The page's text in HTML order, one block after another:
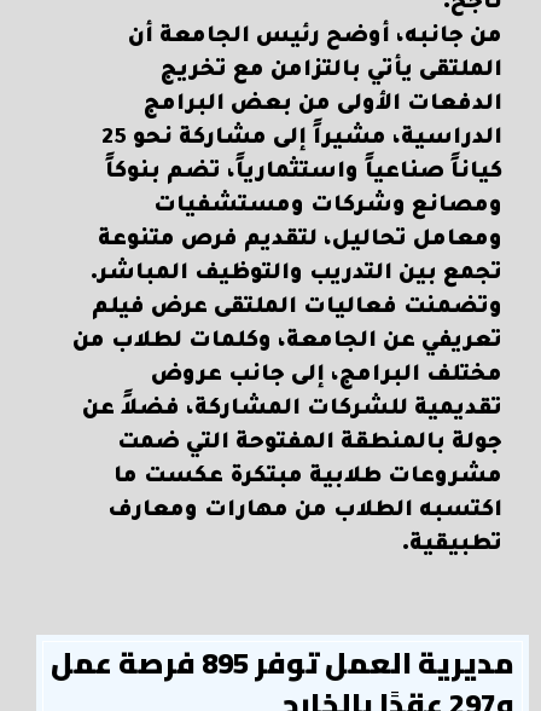
من جانبه، أوضح رئيس الجامعة أن
الملتقى يأتي بالتزامن مع تخريج
الدفعات الأولى من بعض البرامج
الدراسية، مشيراً إلى مشاركة نحو 25
كياناً صناعياً واستثمارياً، تضم بنوكاً
ومصانع وشركات ومستشفيات
ومعامل تحاليل، لتقديم فرص متنوعة
تجمع بين التدريب والتوظيف المباشر.
وتضمنت فعاليات الملتقى عرض فيلم
تعريفي عن الجامعة، وكلمات لطلاب من
مختلف البرامج، إلى جانب عروض
تقديمية للشركات المشاركة، فضلاً عن
جولة بالمنطقة المفتوحة التي ضمت
مشروعات طلابية مبتكرة عكست ما
اكتسبه الطلاب من مهارات ومعارف
تطبيقية.
مديرية العمل توفر 895 فرصة عمل